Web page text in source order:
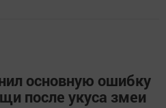
основную ошибку
после укуса змеи